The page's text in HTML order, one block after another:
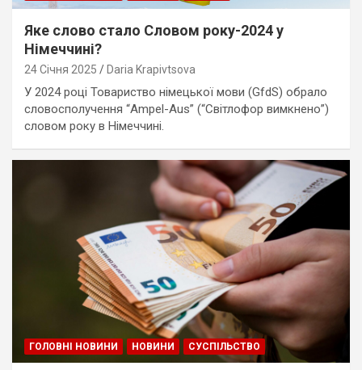
Яке слово стало Словом року-2024 у
Німеччині?
24 Січня 2025 Daria Krapivtsova
У 2024 році Товариство німецької мови (GfdS) обрало
словосполучення “Ampel-Aus” (“Світлофор вимкнено”)
словом року в Німеччині.
ГОЛОВНІ НОВИНИ НОВИНИ СУСПІЛЬСТВО